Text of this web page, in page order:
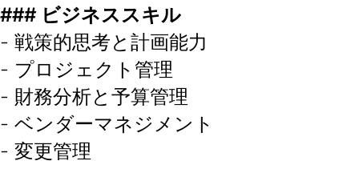
### ビジネススキル
- 戦策的思考と計画能力
- プロジェクト管理
- 財務分析と予算管理
- ベンダーマネジメント
- 変更管理